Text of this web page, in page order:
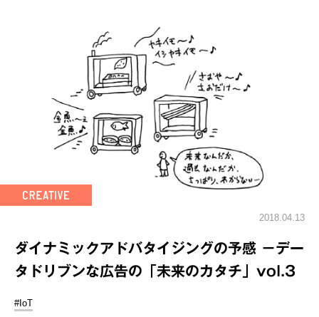
2018.04.13
ダイナミックアドバタイジングの予感 －デー
タドリブンな広告の「未来のカタチ」vol.3
#IoT